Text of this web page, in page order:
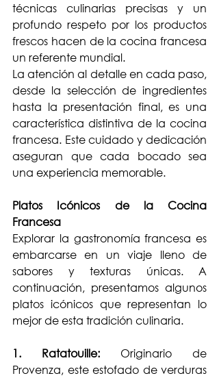
técnicas culinarias precisas y un
profundo respeto por los productos
frescos hacen de la cocina francesa
un referente mundial.
La atención al detalle en cada paso,
desde la selección de ingredientes
hasta la presentación final, es una
característica distintiva de la cocina
francesa. Este cuidado y dedicación
aseguran que cada bocado sea
una experiencia memorable.
Platos Icónicos de la Cocina
Francesa
Explorar la gastronomía francesa es
embarcarse en un viaje lleno de
sabores y texturas únicas. A
continuación, presentamos algunos
platos icónicos que representan lo
mejor de esta tradición culinaria.
1. Ratatouille: Originario de
Provenza, este estofado de verduras